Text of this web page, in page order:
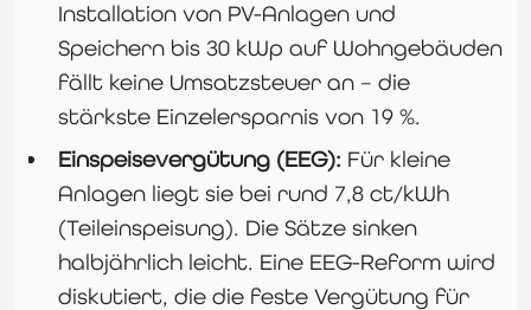
Installation von PV-Anlagen und
Speichern bis 30 kWp auf Wohngebäuden
fällt keine Umsatzsteuer an – die
stärkste Einzelersparnis von 19 %.
Einspeisevergütung (EEG): Für kleine
Anlagen liegt sie bei rund 7,8 ct/kWh
(Teileinspeisung). Die Sätze sinken
halbjährlich leicht. Eine EEG-Reform wird
diskutiert, die die feste Vergütung für